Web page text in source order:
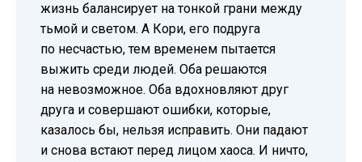
жизнь балансирует на тонкой грани между
тьмой и светом. А Кори, его подруга
по несчастью, тем временем пытается
выжить среди людей. Оба решаются
на невозможное. Оба вдохновляют друг
друга и совершают ошибки, которые,
казалось бы, нельзя исправить. Они падают
и снова встают перед лицом хаоса. И ничто,